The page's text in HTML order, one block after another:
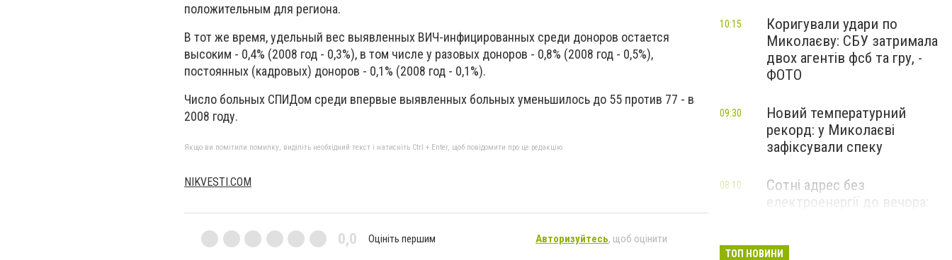
положительным для региона.
В тот же время, удельный вес выявленных ВИЧ-инфицированных среди доноров остается
высоким - 0,4% (2008 год - 0,3%), в том числе у разовых доноров - 0,8% (2008 год - 0,5%),
постоянных (кадровых) доноров - 0,1% (2008 год - 0,1%).
Число больных СПИДом среди впервые выявленных больных уменьшилось до 55 против 77 - в
2008 году.
Якщо ви помітили помилку, виділіть необхідний текст і натисніть Ctrl + Enter, щоб повідомити про це редакцію
NIKVESTI.COM
0,0 Оцініть першим Авторизуйтесь, щоб оцінити
Коригували удари по
Миколаєву: СБУ затримала
двох агентів фсб та гру, -
ФОТО
10:15
Новий температурний
рекорд: у Миколаєві
зафіксували спеку
09:30
Сотні адрес без
електроенергії до вечора:
08:10
ТОП НОВИНИ